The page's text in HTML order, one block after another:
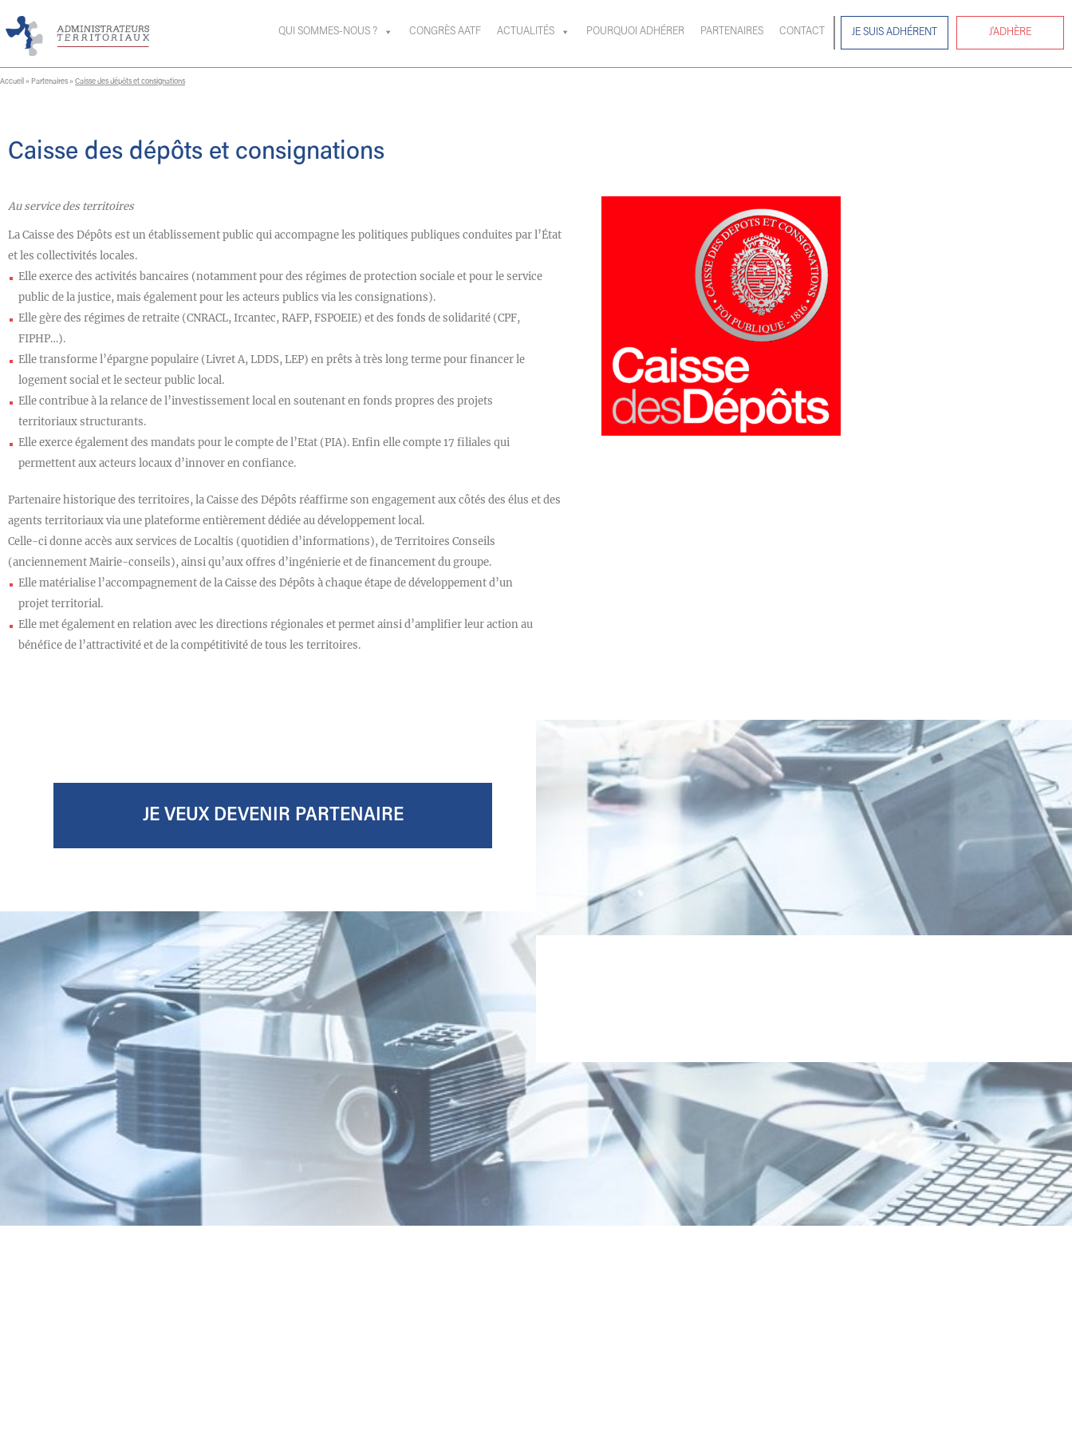
QUI SOMMES-NOUS ? CONGRÈS AATF ACTUALITÉS POURQUOI ADHÉRER PARTENAIRES CONTACT JE SUIS ADHÉRENT J'ADHÈRE
Accueil » Partenaires » Caisse des dépôts et consignations
Caisse des dépôts et consignations
Au service des territoires
La Caisse des Dépôts est un établissement public qui accompagne les politiques publiques conduites par l’État
et les collectivités locales.
Elle exerce des activités bancaires (notamment pour des régimes de protection sociale et pour le service
public de la justice, mais également pour les acteurs publics via les consignations).
Elle gère des régimes de retraite (CNRACL, Ircantec, RAFP, FSPOEIE) et des fonds de solidarité (CPF,
FIPHP…).
Elle transforme l’épargne populaire (Livret A, LDDS, LEP) en prêts à très long terme pour financer le
logement social et le secteur public local.
Elle contribue à la relance de l’investissement local en soutenant en fonds propres des projets
territoriaux structurants.
Elle exerce également des mandats pour le compte de l’Etat (PIA). Enfin elle compte 17 filiales qui
permettent aux acteurs locaux d’innover en confiance.
Partenaire historique des territoires, la Caisse des Dépôts réaffirme son engagement aux côtés des élus et des
agents territoriaux via une plateforme entièrement dédiée au développement local.
Celle-ci donne accès aux services de Localtis (quotidien d’informations), de Territoires Conseils
(anciennement Mairie-conseils), ainsi qu’aux offres d’ingénierie et de financement du groupe.
Elle matérialise l’accompagnement de la Caisse des Dépôts à chaque étape de développement d’un
projet territorial.
Elle met également en relation avec les directions régionales et permet ainsi d’amplifier leur action au
bénéfice de l’attractivité et de la compétitivité de tous les territoires.
JE VEUX DEVENIR PARTENAIRE